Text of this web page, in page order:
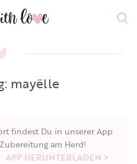
mayëlle
findest Du in unserer App
am Herd!
APP HERUNTERLADEN >